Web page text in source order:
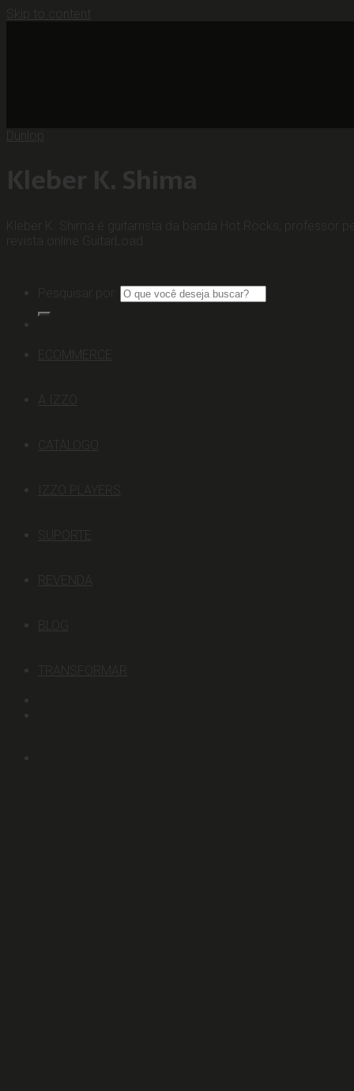
Skip to content
Pesquisar por:
ECOMMERCE
A IZZO
CATÁLOGO
IZZO PLAYERS
SUPORTE
REVENDA
BLOG
TRANSFORMAR
Dunlop
Kleber K. Shima
Kleber K. Shima é guitarrista da banda Hot Rocks, professor
revista online GuitarLoad.